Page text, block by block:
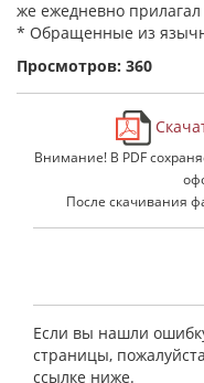
же ежедневно
* Обращенные из
Просмотров: 360
Внимание! В PDF
После скачивания
Если вы нашли
страницы,
ссылке ниже.